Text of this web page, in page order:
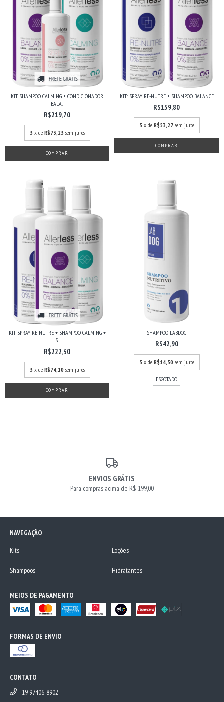
FRETE GRÁTIS
KIT SHAMPOO CALMING + CONDICIONADOR
BALA...
R$219,70
3 x de R$73,23 sem juros
KIT: SPRAY RE-NUTRE + SHAMPOO BALANCE
R$159,80
3 x de R$53,27 sem juros
FRETE GRÁTIS
KIT SPRAY RE-NUTRE + SHAMPOO CALMING +
S...
R$222,30
3 x de R$74,10 sem juros
SHAMPOO LABDOG
R$42,90
3 x de R$14,30 sem juros
ESGOTADO
ENVIOS GRÁTIS
Para compras acima de R$ 199,00
NAVEGAÇÃO
Kits
Loções
Shampoos Hidratantes
MEIOS DE PAGAMENTO
FORMAS DE ENVIO
CONTATO
19 97406-8902